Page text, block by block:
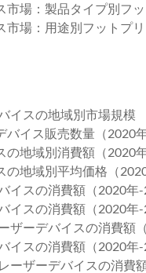
市場：製品タイプ別フ
市場：用途別フットプリ
イスの地域別市場規模
イス販売数量（2020
地域別消費額（2020
地域別平均価格（
イスの消費額（2020年-
イスの消費額（2020年-
ザーデバイスの消費額
イスの消費額（2020年-
ーザーデバイスの消費